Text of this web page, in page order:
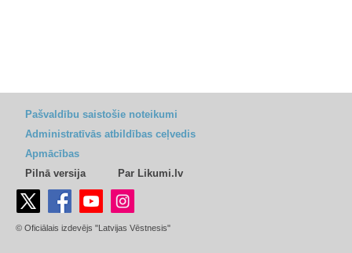
Pašvaldību saistošie noteikumi
Administratīvās atbildības ceļvedis
Apmācības
Pilnā versija
Par Likumi.lv
© Oficiālais izdevējs "Latvijas Vēstnesis"